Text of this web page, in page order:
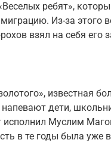
ребят»,
Из-за этого
взял на себя его
известная
напевают дети,
исполнил Муслим
в те годы была уже